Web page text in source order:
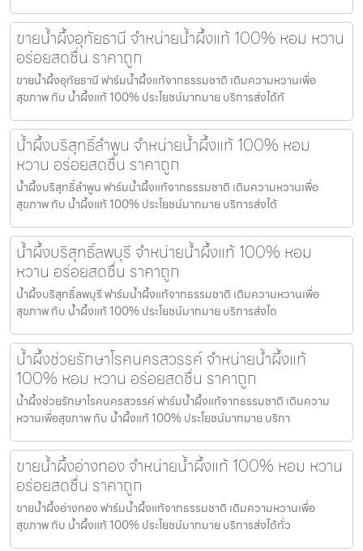
ขายน้ำผึ้งอุทัยธานี จำหน่ายน้ำผึ้งแท้ 100% หอม หวาน
อร่อยสดชื่น ราคาถูก
ขายน้ำผึ้งอุทัยธานี ฟาร์มน้ำผึ้งแท้จากธรรมชาติ เติมความหวานเพื่อ
สุขภาพ กับ น้ำผึ้งแท้ 100% ประโยชน์มากมาย บริการส่งได้ทั
น้ำผึ้งบริสุทธิ์ลำพูน จำหน่ายน้ำผึ้งแท้ 100% หอม
หวาน อร่อยสดชื่น ราคาถูก
น้ำผึ้งบริสุทธิ์ลำพูน ฟาร์มน้ำผึ้งแท้จากธรรมชาติ เติมความหวานเพื่อ
สุขภาพ กับ น้ำผึ้งแท้ 100% ประโยชน์มากมาย บริการส่งได้
น้ำผึ้งบริสุทธิ์ลพบุรี จำหน่ายน้ำผึ้งแท้ 100% หอม
หวาน อร่อยสดชื่น ราคาถูก
น้ำผึ้งบริสุทธิ์ลพบุรี ฟาร์มน้ำผึ้งแท้จากธรรมชาติ เติมความหวานเพื่อ
สุขภาพ กับ น้ำผึ้งแท้ 100% ประโยชน์มากมาย บริการส่งได
น้ำผึ้งช่วยรักษาโรคนครสวรรค์ จำหน่ายน้ำผึ้งแท้
100% หอม หวาน อร่อยสดชื่น ราคาถูก
น้ำผึ้งช่วยรักษาโรคนครสวรรค์ ฟาร์มน้ำผึ้งแท้จากธรรมชาติ เติมความ
หวานเพื่อสุขภาพ กับ น้ำผึ้งแท้ 100% ประโยชน์มากมาย บริกา
ขายน้ำผึ้งอ่างทอง จำหน่ายน้ำผึ้งแท้ 100% หอม หวาน
อร่อยสดชื่น ราคาถูก
ขายน้ำผึ้งอ่างทอง ฟาร์มน้ำผึ้งแท้จากธรรมชาติ เติมความหวานเพื่อ
สุขภาพ กับ น้ำผึ้งแท้ 100% ประโยชน์มากมาย บริการส่งได้ทั่ว